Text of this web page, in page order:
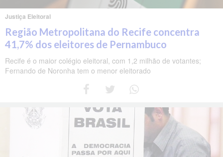
Justiça Eleitoral
Região Metropolitana do Recife concentra
41,7% dos eleitores de Pernambuco
Recife é o maior colégio eleitoral, com 1,2 milhão de votantes;
Fernando de Noronha tem o menor eleitorado